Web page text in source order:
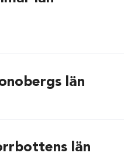
län
län